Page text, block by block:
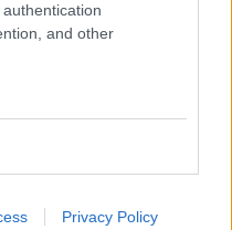
and other
Privacy Policy